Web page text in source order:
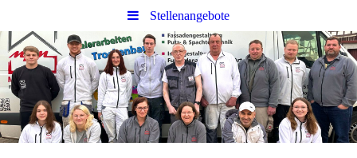
Stellenangebote